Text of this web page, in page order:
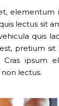
elementum
lectus sit
quis
pretium sit
Cras ipsum
lectus.